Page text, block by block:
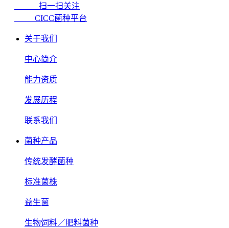
扫一扫关注
CICC菌种平台
关于我们
中心简介
能力资质
发展历程
联系我们
菌种产品
传统发酵菌种
标准菌株
益生菌
生物饲料／肥料菌种